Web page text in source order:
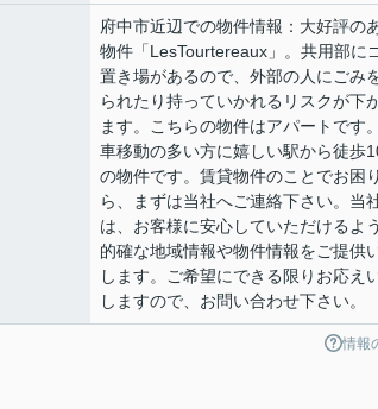
府中市近辺での物件情報：大好評の
物件「LesTourtereaux」。共用部に
置き場があるので、外部の人にごみ
られたり持っていかれるリスクが下
ます。こちらの物件はアパートです
車移動の多い方に嬉しい駅から徒歩
の物件です。賃貸物件のことでお困
ら、まずは当社へご連絡下さい。当
は、お客様に安心していただけるよう
的確な地域情報や物件情報をご提供
します。ご希望にできる限りお応え
しますので、お問い合わせ下さい。
情報